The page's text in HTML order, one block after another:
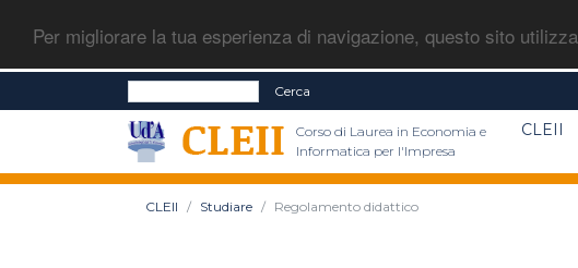
Per migliorare la tua esperienza di navigazione, questo sito
Cerca
Corso di Laurea in Economia e
Informatica per l'Impresa
CLEII
CLEII Studiare Regolamento didattico